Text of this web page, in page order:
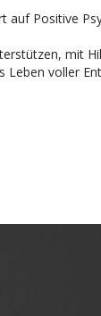
auf Positive
mit
Leben voller